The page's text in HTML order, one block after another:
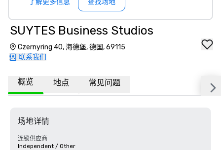
SUYTES Business Studios
Czernyring 40, 海德堡, 德国, 69115
联系我们
概览 地点 常见问题
场地详情
连锁供应商
Independent / Other